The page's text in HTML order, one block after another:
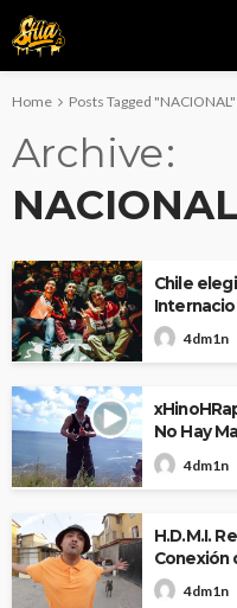
Home Posts Tagged "NACIONAL"
Archive
Chile
4dm1n
No Hay
4dm1n
H.D.M.I.
Conexión
4dm1n